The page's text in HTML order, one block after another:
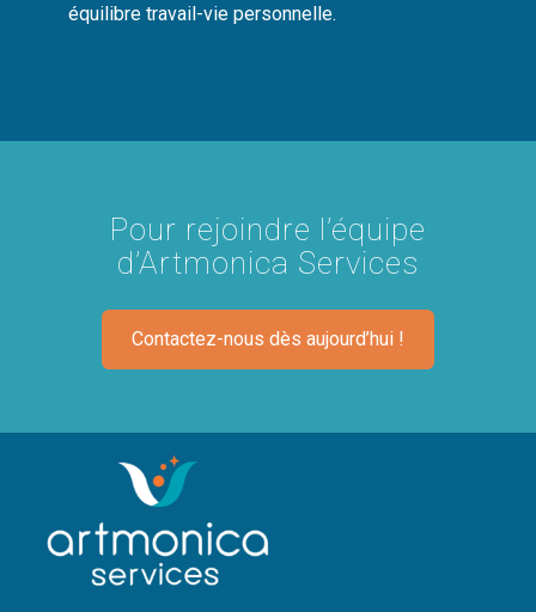
équilibre travail-vie personnelle.
Pour rejoindre l’équipe
d’Artmonica Services
Contactez-nous dès aujourd’hui !